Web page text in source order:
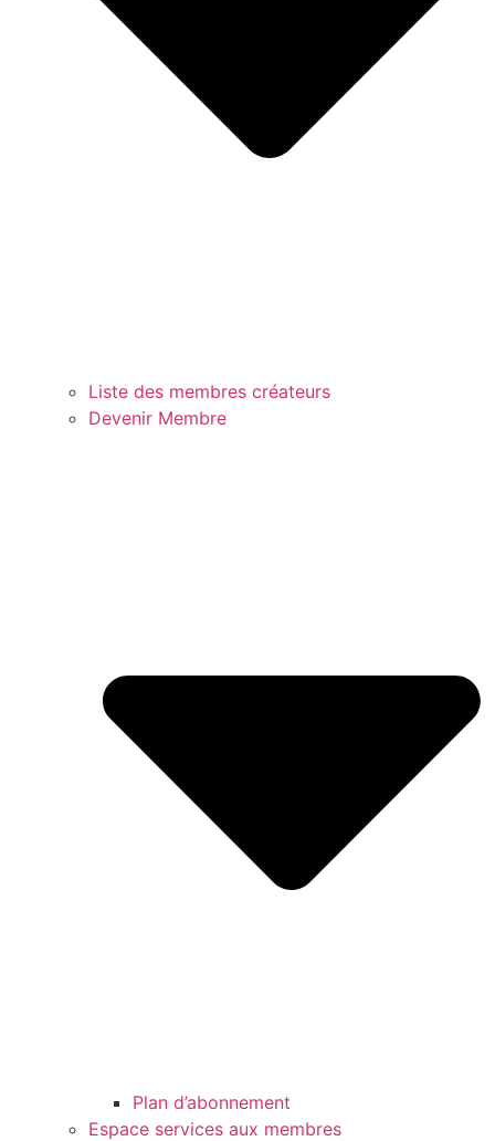
Liste des membres créateurs
Devenir Membre
Plan d’abonnement
Espace services aux membres